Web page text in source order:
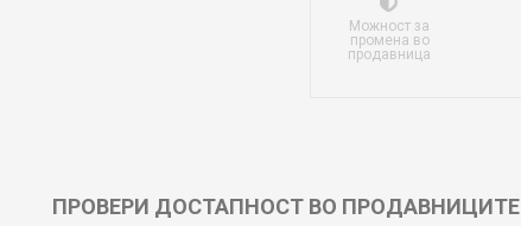
Можност за
промена во
продавница
ПРОВЕРИ ДОСТАПНОСТ ВО ПРОДАВНИЦИТЕ